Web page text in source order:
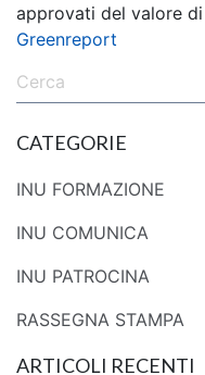
approvati del valore di
Greenreport
CATEGORIE
INU FORMAZIONE
INU COMUNICA
INU PATROCINA
RASSEGNA STAMPA
ARTICOLI RECENTI